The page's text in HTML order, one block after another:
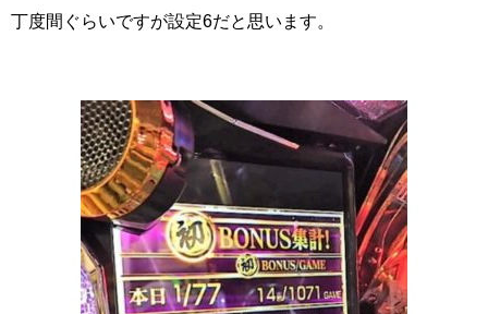
丁度間ぐらいですが設定6だと思います。